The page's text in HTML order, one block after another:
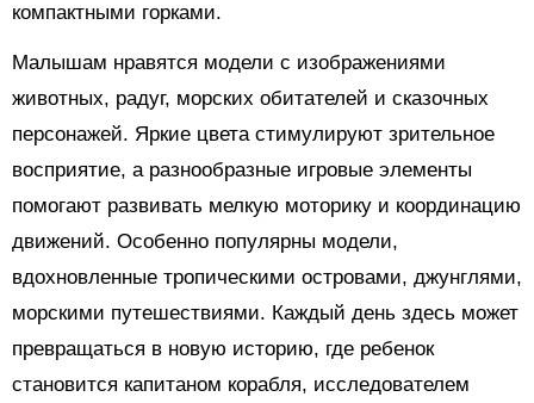
компактными горками.
Малышам нравятся модели с изображениями
животных, радуг, морских обитателей и сказочных
персонажей. Яркие цвета стимулируют зрительное
восприятие, а разнообразные игровые элементы
помогают развивать мелкую моторику и координацию
движений. Особенно популярны модели,
вдохновленные тропическими островами, джунглями,
морскими путешествиями. Каждый день здесь может
превращаться в новую историю, где ребенок
становится капитаном корабля, исследователем